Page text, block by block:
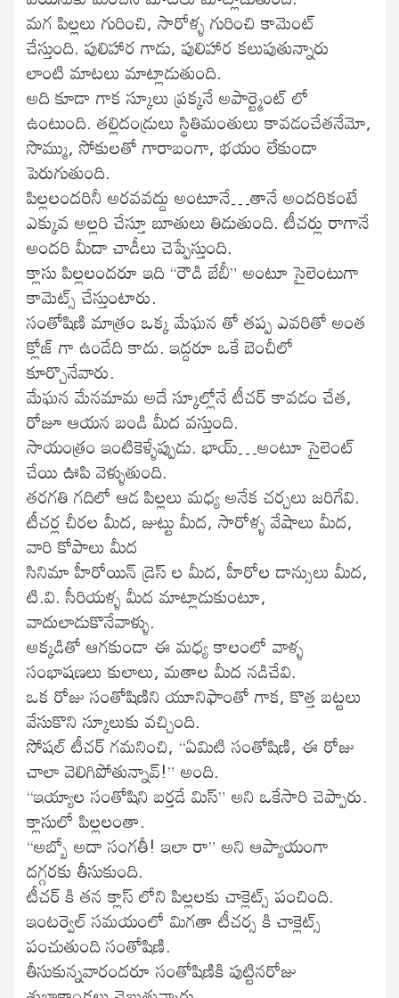
మగ పిల్లలు గురించి, సారోళ్ళ గురించి కామెంట్
చేస్తుంది. పులిహార గాడు, పులిహార కలుపుతున్నారు
లాంటి మాటలు మాట్లాడుతుంది.
అది కూడా గాక స్కూలు ప్రక్కనే అపార్ట్మెంట్ లో
ఉంటుంది. తల్లిదండ్రులు స్థితిమంతులు కావడంచేతనేమో,
సొమ్ము, సోకులతో గారాబంగా, భయం లేకుండా
పెరుగుతుంది.
పిల్లలందరినీ అరవవద్దు అంటూనే…తానే అందరికంటే
ఎక్కువ అల్లరి చేస్తూ బూతులు తిడుతుంది. టీచర్లు రాగానే
అందరి మీదా చాడీలు చెప్పేస్తుంది.
క్లాసు పిల్లలందరూ ఇది “రౌడి బేబీ” అంటూ సైలెంటుగా
కామెట్స్ చేస్తుంటారు.
సంతోషిణి మాత్రం ఒక్క మేఘన తో తప్ప ఎవరితో అంత
క్లోజ్ గా ఉండేది కాదు. ఇద్దరూ ఒకే బెంచీలో
కూర్చొనేవారు.
మేఘన మేనమామ అదే స్కూల్లోనే టీచర్ కావడం చేత,
రోజూ ఆయన బండి మీద వస్తుంది.
సాయంత్రం ఇంటికెళ్ళేప్పుడు. భాయ్…అంటూ సైలెంట్
చేయి ఊపి వెళ్ళుతుంది.
తరగతి గదిలో ఆడ పిల్లలు మధ్య అనేక చర్చలు జరిగేవి.
టీచర్ల చీరల మీద, జుట్టు మీద, సారోళ్ళ వేషాలు మీద,
వారి కోపాలు మీద
సినిమా హీరోయిన్ డ్రెస్ ల మీద, హీరోల డాన్సులు మీద,
టి.వి. సీరియళ్ళ మీద మాట్లాడుకుంటూ,
వాదులాడుకొనేవాళ్ళు.
అక్కడితో ఆగకుండా‌ ఈ మధ్య కాలంలో వాళ్ళ
సంభాషణలు కులాలు, మతాల మీద నడిచేవి.
ఒక రోజు సంతోషిణిని యూనిఫాంతో గాక, కొత్త బట్టలు
వేసుకొని స్కూలుకు వచ్చింది.
సోషల్ టీచర్ గమనించి, “ఏమిటి సంతోషిణి, ఈ రోజు
చాలా వెలిగిపోతున్నావ్!” అంది.
“ఇయ్యాల సంతోషిని బర్తడే మిస్” అని ఒకేసారి చెప్పారు.
క్లాసులో పిల్లలంతా‌.
“అబ్బో అదా సంగతీ! ఇలా రా” అని ఆప్యాయంగా
దగ్గరకు తీసుకుంది.
టీచర్ కి తన క్లాస్ లోని పిల్లలకు చాక్లెట్స్ పంచింది.
ఇంటర్వెల్ సమయంలో మిగతా టీచర్స కి చాక్లెట్స్
పంచుతుంది సంతోషిణి.
తీసుకున్నవారందరూ సంతోషిణికి పుట్టినరోజు